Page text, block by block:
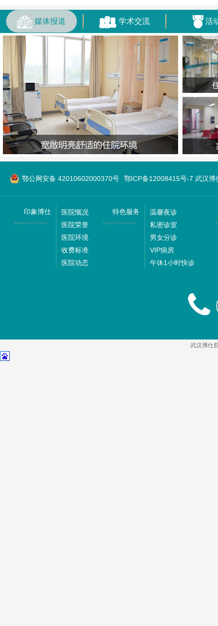
媒体报道 学术交流 活
鄂公网安备 42010602000370号 鄂ICP备12008415号-7 武汉博
印象博仕
Impression Boshi
医院慨况
医院荣誉
医院环境
收费标准
医院动态
特色服务
Special Services
温馨夜诊
私密诊室
男女分诊
VIP病房
午休1小时快诊
武汉博仕